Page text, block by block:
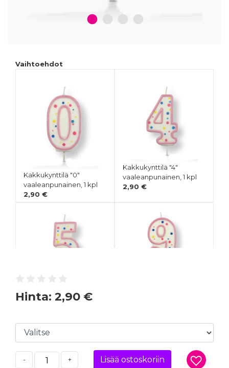
1 3 4
Vaihtoehdot
Kakkukynttilä "0"
vaaleanpunainen, 1 kpl
2,90 €
Kakkukynttilä "4"
vaaleanpunainen, 1 kpl
2,90 €
vaaleanpunainen, 1 kpl
Hinta: 2,90 €
- + Lisää ostoskoriin